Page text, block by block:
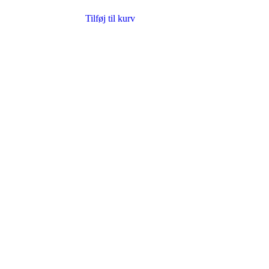
Tilføj til kurv